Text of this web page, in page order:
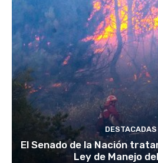
DESTACADAS
El Senado de la Nación
Ley de Manejo